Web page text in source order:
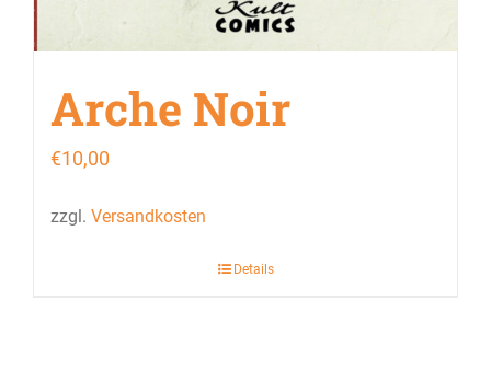
Arche Noir
€10,00
zzgl. Versandkosten
Details